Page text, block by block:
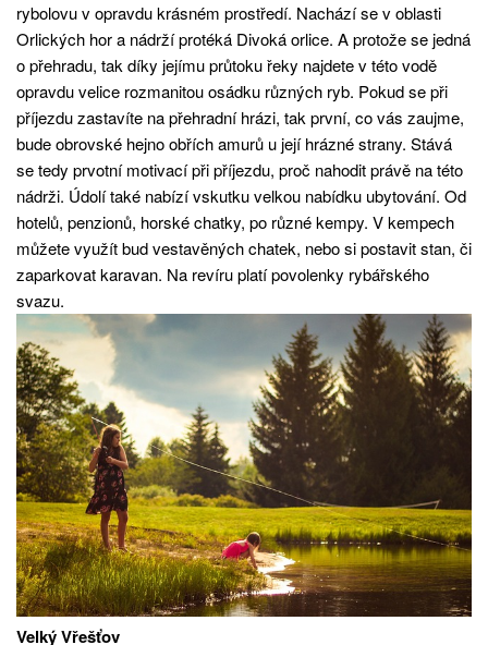
rybolovu v opravdu krásném prostředí. Nachází se v oblasti
Orlických hor a nádrží protéká Divoká orlice. A protože se jedná
o přehradu, tak díky jejímu průtoku řeky najdete v této vodě
opravdu velice rozmanitou osádku různých ryb. Pokud se při
příjezdu zastavíte na přehradní hrázi, tak první, co vás zaujme,
bude obrovské hejno obřích amurů u její hrázné strany. Stává
se tedy prvotní motivací při příjezdu, proč nahodit právě na této
nádrži. Údolí také nabízí vskutku velkou nabídku ubytování. Od
hotelů, penzionů, horské chatky, po různé kempy. V kempech
můžete využít bud vestavěných chatek, nebo si postavit stan, či
zaparkovat karavan. Na revíru platí povolenky rybářského
svazu.
Velký Vřešťov